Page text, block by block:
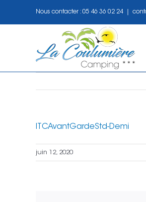
Nous contacter : 05 46 36 02 24
ITCAvantGardeStd-Demi
juin 12, 2020